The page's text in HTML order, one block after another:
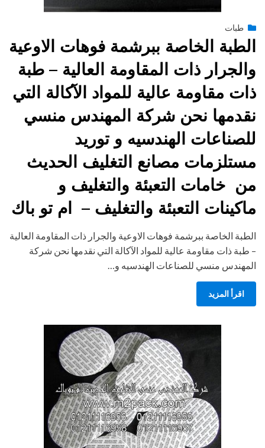
engmansyPosted
on
يناير 27, 2015
طبات
الطبة الخاصة ببرشمة فوهات الاوعية
والجرار ذات المقاومة العالية – طبة
ذات مقاومة عالية للمواد الآكالة التي
نقدمها نحن شركة المهندس منسي
للصناعات الهندسيه و توريد
مستلزمات مصانع التغليف الحديث
من خامات التعبئة والتغليف و
ماكينات التعبئة والتغليف – ام تو باك
الطبة الخاصة ببرشمة فوهات الاوعية والجرار ذات المقاومة العالية
– طبة ذات مقاومة عالية للمواد الآكالة التي نقدمها نحن شركة
المهندس منسي للصناعات الهندسيه و…
اقرأ المزيد